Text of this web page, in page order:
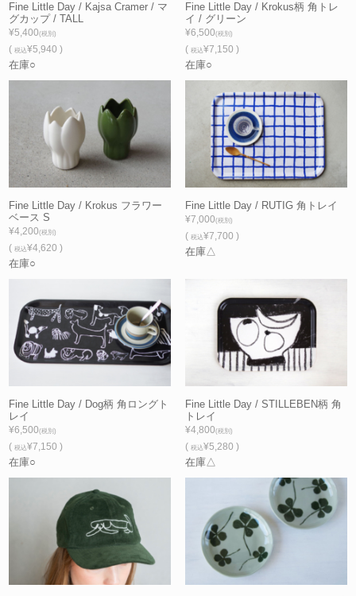
Fine Little Day / Kajsa Cramer / マ
グカップ / TALL
¥5,400(税別)
(税込¥5,940 )
在庫○
Fine Little Day / Krokus柄 角トレ
イ / グリーン
¥6,500(税別)
( 税込¥7,150 )
在庫○
Fine Little Day / Krokus フラワー
ベース S
¥4,200(税別)
(税込¥4,620 )
在庫○
Fine Little Day / RUTIG 角トレイ
¥7,000(税別)
( 税込¥7,700 )
在庫△
Fine Little Day / Dog柄 角ロングト
レイ
¥6,500(税別)
(税込¥7,150 )
在庫○
Fine Little Day / STILLEBEN柄 角
トレイ
¥4,800(税別)
( 税込¥5,280 )
在庫△